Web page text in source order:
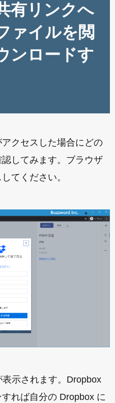
有リンクへ
ァイルを閲
ンロードす
クセスした場合にどの
してみます。ブラウザ
てください。
示されます。Dropbox
れば自分の Dropbox に